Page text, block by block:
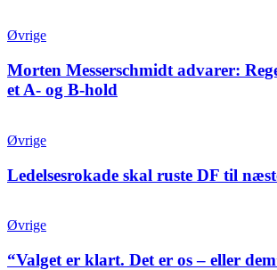
Øvrige
Morten Messerschmidt advarer:
et A- og B-hold
Øvrige
Ledelsesrokade skal ruste DF til
Øvrige
“Valget er klart. Det er os – eller